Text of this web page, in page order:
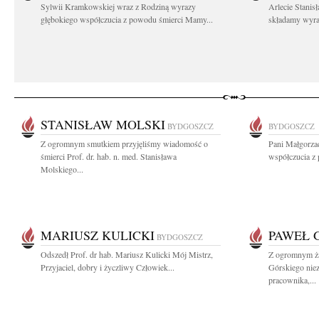
Sylwii Kramkowskiej wraz z Rodziną wyrazy
głębokiego współczucia z powodu śmierci Mamy...
Arlecie
składamy
STANISŁAW MOLSKI BYDGOSZCZ
Z ogromnym smutkiem przyjęliśmy wiadomość o
śmierci Prof. dr. hab. n. med. Stanisława
Molskiego...
BYDGOSZCZ
Pani
współczucia
MARIUSZ KULICKI BYDGOSZCZ
Odszedł Prof. dr hab. Mariusz Kulicki Mój Mistrz,
Przyjaciel, dobry i życzliwy Człowiek...
PAWEŁ
Z ogromnym
Górskiego
pracownika,...